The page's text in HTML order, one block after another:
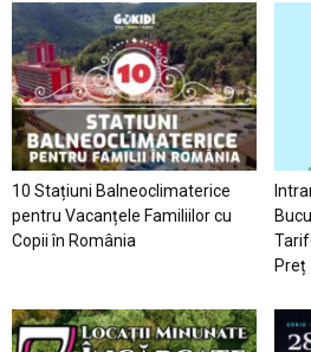
10 Stațiuni Balneoclimaterice
pentru Vacanțele Familiilor cu
Copii în România
Preț